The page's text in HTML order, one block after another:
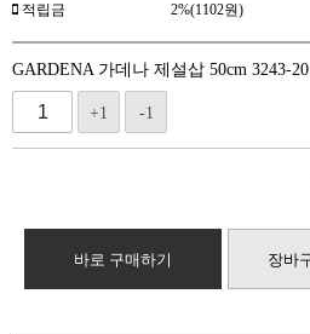
적립금 2%(1102원)
GARDENA 가데나 제설삽 50cm 3243-
+1 -1
바로 구매하기 장바